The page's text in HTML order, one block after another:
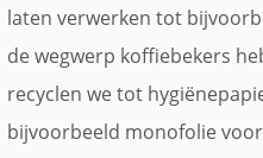
laten verwerken tot
de wegwerp koffiebekers
recyclen we tot
bijvoorbeeld monofolie